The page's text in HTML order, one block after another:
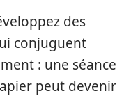
des
conjuguent
: une séance
peut devenir